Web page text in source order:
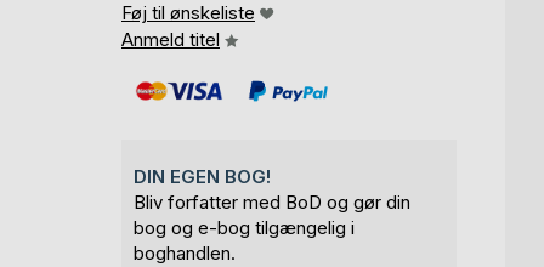
Føj til ønskeliste
Anmeld titel
DIN EGEN BOG!
Bliv forfatter med BoD og gør din
bog og e-bog tilgængelig i
boghandlen.